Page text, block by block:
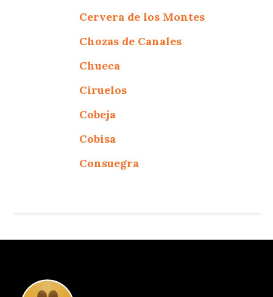
Cervera de los Montes
Chozas de Canales
Chueca
Ciruelos
Cobeja
Cobisa
Consuegra